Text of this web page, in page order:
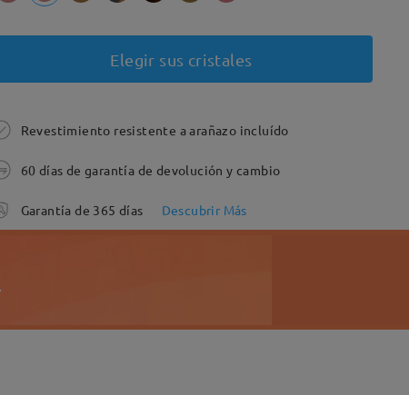
Elegir sus cristales
Revestimiento resistente a arañazo incluído
60 días de garantía de devolución y cambio
Garantía de 365 días Descubrir Más